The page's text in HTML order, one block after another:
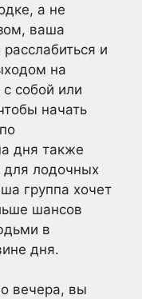
а не
ваша
и
на
собой или
начать
дня также
лодочных
группа хочет
шансов
в
дня.
вечера, вы